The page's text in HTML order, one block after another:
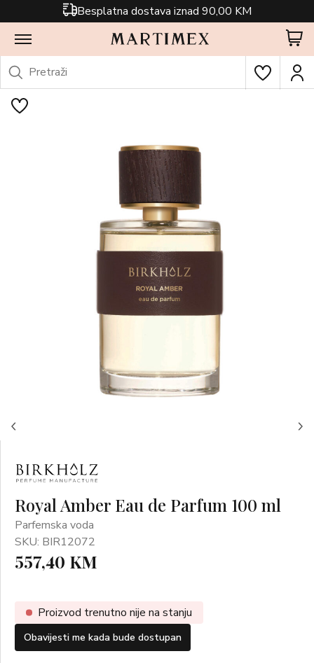
Besplatna dostava iznad 90,00 KM
Royal Amber Eau de Parfum 100 ml
Parfemska voda
SKU: BIR12072
557,40 KM
Proizvod trenutno nije na stanju
Obavijesti me kada bude dostupan